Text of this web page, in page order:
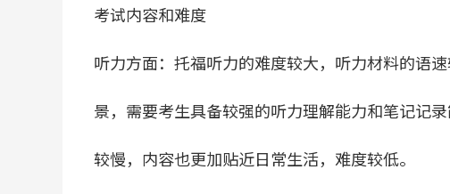
考试内容和难度
听力方面：托福听力的难度较大，听力材料的语
景，需要考生具备较强的听力理解能力和笔记记
较慢，内容也更加贴近日常生活，难度较低。